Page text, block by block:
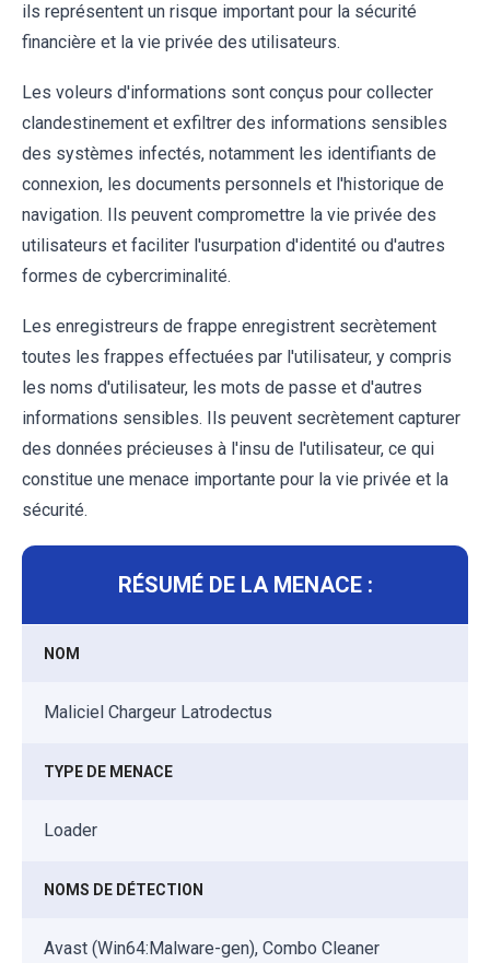
ils représentent un risque important pour la sécurité
financière et la vie privée des utilisateurs.
Les voleurs d'informations sont conçus pour collecter
clandestinement et exfiltrer des informations sensibles
des systèmes infectés, notamment les identifiants de
connexion, les documents personnels et l'historique de
navigation. Ils peuvent compromettre la vie privée des
utilisateurs et faciliter l'usurpation d'identité ou d'autres
formes de cybercriminalité.
Les enregistreurs de frappe enregistrent secrètement
toutes les frappes effectuées par l'utilisateur, y compris
les noms d'utilisateur, les mots de passe et d'autres
informations sensibles. Ils peuvent secrètement capturer
des données précieuses à l'insu de l'utilisateur, ce qui
constitue une menace importante pour la vie privée et la
sécurité.
RÉSUMÉ DE LA MENACE :
NOM
Maliciel Chargeur Latrodectus
TYPE DE MENACE
Loader
NOMS DE DÉTECTION
Avast (Win64:Malware-gen), Combo Cleaner